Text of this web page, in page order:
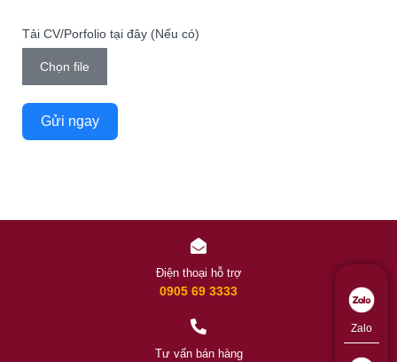
Tải CV/Porfolio tại đây (Nếu có)
Chọn file
Gửi ngay
Điện thoại hỗ trợ
0905 69 3333
Tư vấn bán hàng
Zalo